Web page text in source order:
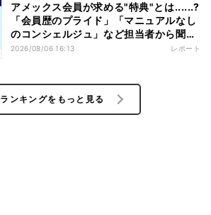
アメックス会員が求める"特典"とは......?
「会員歴のプライド」「マニュアルなし
のコンシェルジュ」など担当者から聞い
た"裏話"も
2026/08/06 16:13 レポート
ランキングをもっと見る